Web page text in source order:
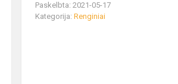
Paskelbta: 2021-05-17
Kategorija:Renginiai